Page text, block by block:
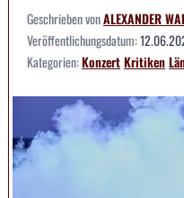
Geschrieben vonALEXANDER
Veröffentlichungsdatum:
Kategorien:KonzertKritiken